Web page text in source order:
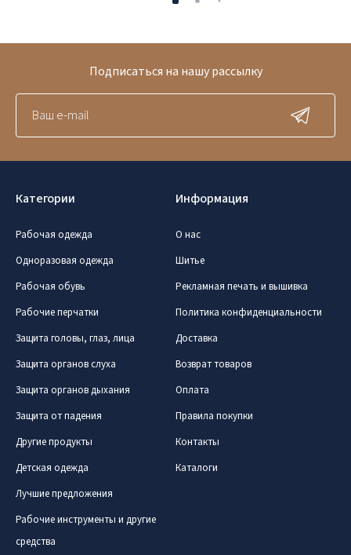
Категории
Рабочая одежда
Одноразовая одежда
Рабочая обувь
Рабочие перчатки
Защита головы, глаз, лица
Защита органов слуха
Защита органов дыхания
Защита от падения
Другие продукты
Детская одежда
Лучшие предложения
Рабочие инструменты и другие
средства
Информация
О нас
Шитье
Рекламная печать и вышивка
Политика конфиденциальности
Доставка
Возврат товаров
Оплата
Правила покупки
Контакты
Каталоги
Подписаться на нашу рассылку